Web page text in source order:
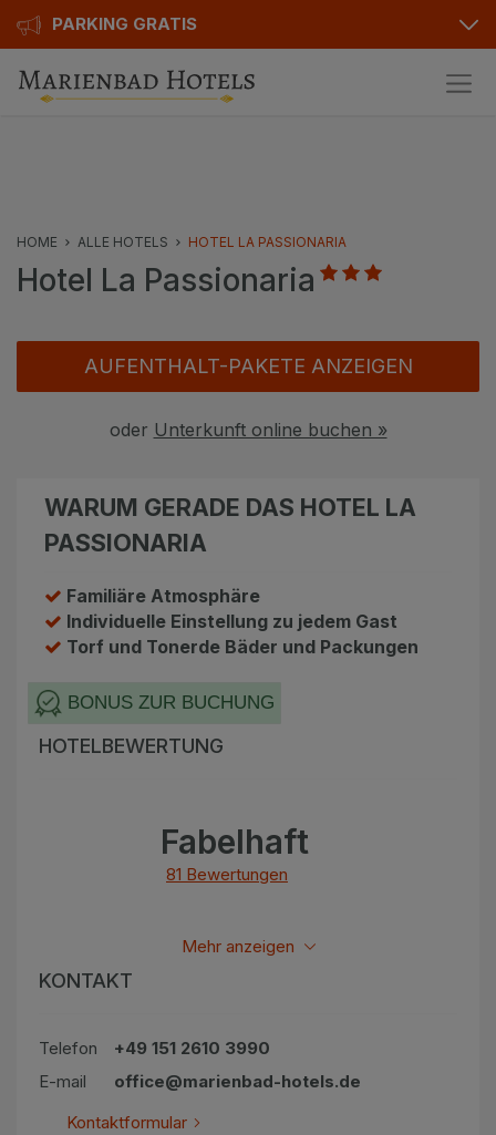
PARKING GRATIS
Bewertungen
Golfhotels
Orea Hotels
Bonusse
Kontakt
Kontakt
HOME ALLE HOTELS HOTEL LA PASSIONARIA
Hotel La Passionaria
AUFENTHALT-PAKETE ANZEIGEN
oder Unterkunft online buchen »
WARUM GERADE DAS HOTEL LA
PASSIONARIA
Familiäre Atmosphäre
Individuelle Einstellung zu jedem Gast
Torf und Tonerde Bäder und Packungen
BONUS ZUR BUCHUNG
HOTELBEWERTUNG
Fabelhaft
81 Bewertungen
Alle bewertungen anzeigen
Mehr anzeigen
KONTAKT
Telefon
+49 151 2610 3990
E-mail
office@marienbad-hotels.de
Kontaktformular